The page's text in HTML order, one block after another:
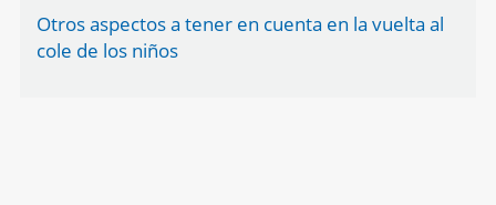
Otros aspectos a tener en cuenta en la vuelta al
cole de los niños